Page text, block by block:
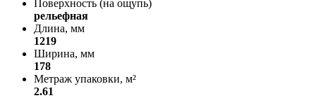
Поверхность (на ощупь)
рельефная
Длина, мм
1219
Ширина, мм
178
Метраж упаковки, м²
2.61